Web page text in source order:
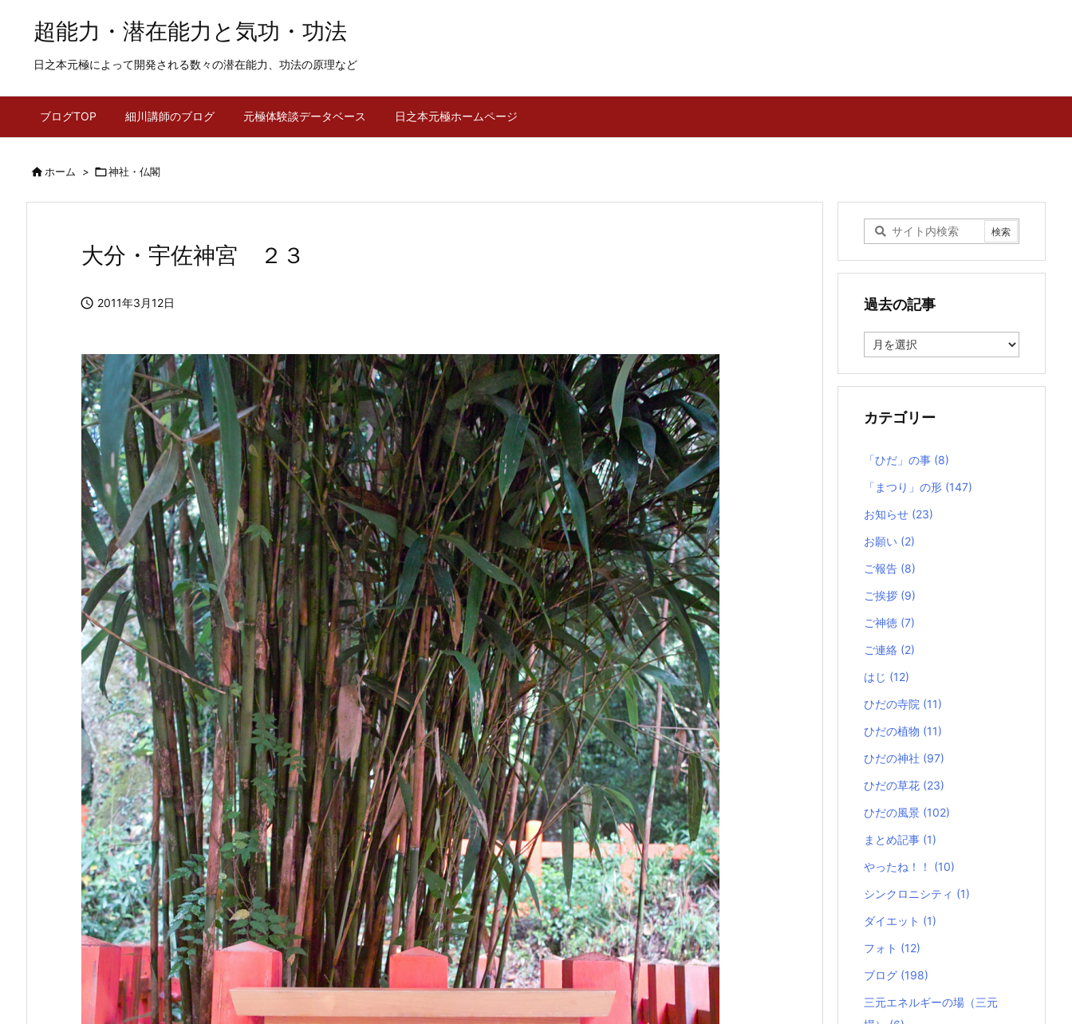
超能力・潜在能力と気功・功法
日之本元極によって開発される数々の潜在能力、功法の原理など
ブログTOP 細川講師のブログ 元極体験談データベース 日之本元極ホームページ
ホーム > 神社・仏閣
大分・宇佐神宮 ２３
 2011年3月12日 過去の記事
去
記
カテゴリー
「ひだ」の事 (8)
「まつり」の形 (147)
お知らせ (23)
お願い (2)
ご報告 (8)
ご挨拶 (9)
ご神徳 (7)
ご連絡 (2)
はじ (12)
ひだの寺院 (11)
ひだの植物 (11)
ひだの神社 (97)
ひだの草花 (23)
ひだの風景 (102)
まとめ記事 (1)
やったね！！ (10)
シンクロニシティ (1)
ダイエット (1)
フォト (12)
ブログ (198)
三元エネルギーの場（三元